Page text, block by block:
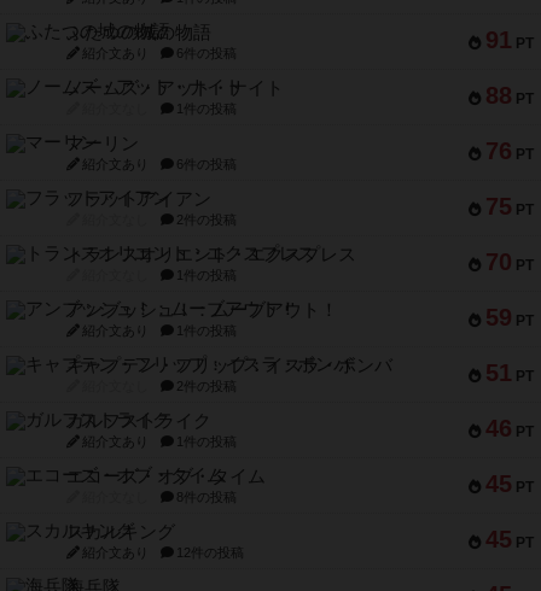
91 PT
ふたつの城の物語
紹介文あり 6件の投稿
88 PT
ノームズ・アット・ナイト
1件の投稿
76 PT
マーリン
紹介文あり 6件の投稿
75 PT
フラットアイアン
2件の投稿
70 PT
トランスオリエント・エクスプレス
1件の投稿
59 PT
アンブッシュ！：ムーブアウト！
紹介文あり 1件の投稿
51 PT
キャプテン・フリップ：イスラ・ボンバ
2件の投稿
46 PT
ガルフストライク
紹介文あり 1件の投稿
45 PT
エコーズ・オブ・タイム
8件の投稿
45 PT
スカルキング
紹介文あり 12件の投稿
海兵隊